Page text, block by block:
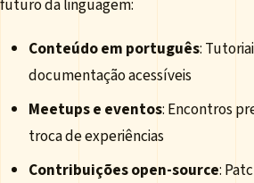
futuro da linguagem:
Conteúdo em português:
documentação acessíveis
Meetups e eventos: Encontros
troca de experiências
Contribuições open-source: